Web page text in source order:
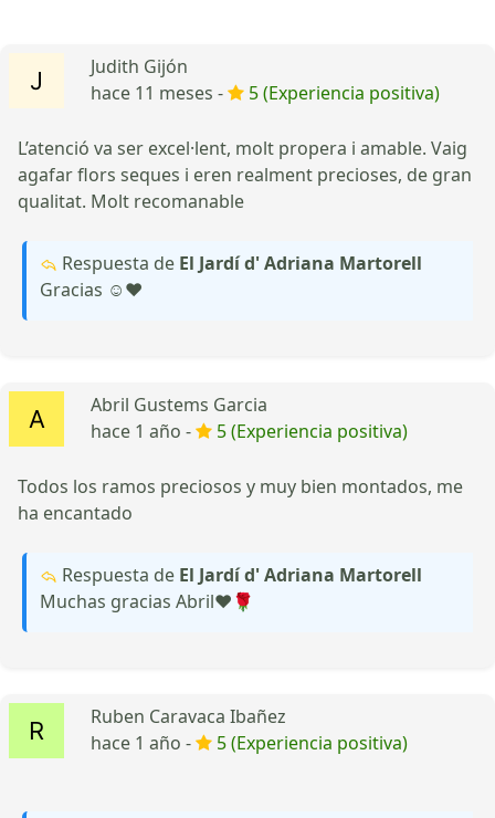
Judith Gijón
hace 11 meses -
5 (Experiencia positiva)
L’atenció va ser excel·lent, molt propera i amable. Vaig
agafar flors seques i eren realment precioses, de gran
qualitat. Molt recomanable
Respuesta de El Jardí d' Adriana Martorell
Gracias ☺️❤️
Abril Gustems Garcia
hace 1 año -
5 (Experiencia positiva)
Todos los ramos preciosos y muy bien montados, me
ha encantado
Respuesta de El Jardí d' Adriana Martorell
Muchas gracias Abril❤️🌹
Ruben Caravaca Ibañez
hace 1 año -
5 (Experiencia positiva)